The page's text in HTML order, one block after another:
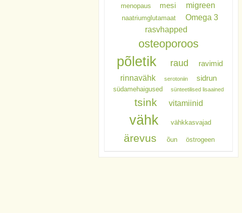
menopaus mesi migreen
naatriumglutamaat
Omega 3
rasvhapped
osteoporoos
põletik raud ravimid
rinnavähk serotoniin sidrun
südamehaigused sünteetilised lisaained
tsink vitamiinid
vähk vähkkasvajad
ärevus õun östrogeen